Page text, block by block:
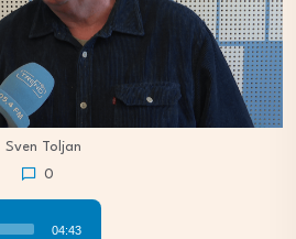
Sven Toljan
0
04:43